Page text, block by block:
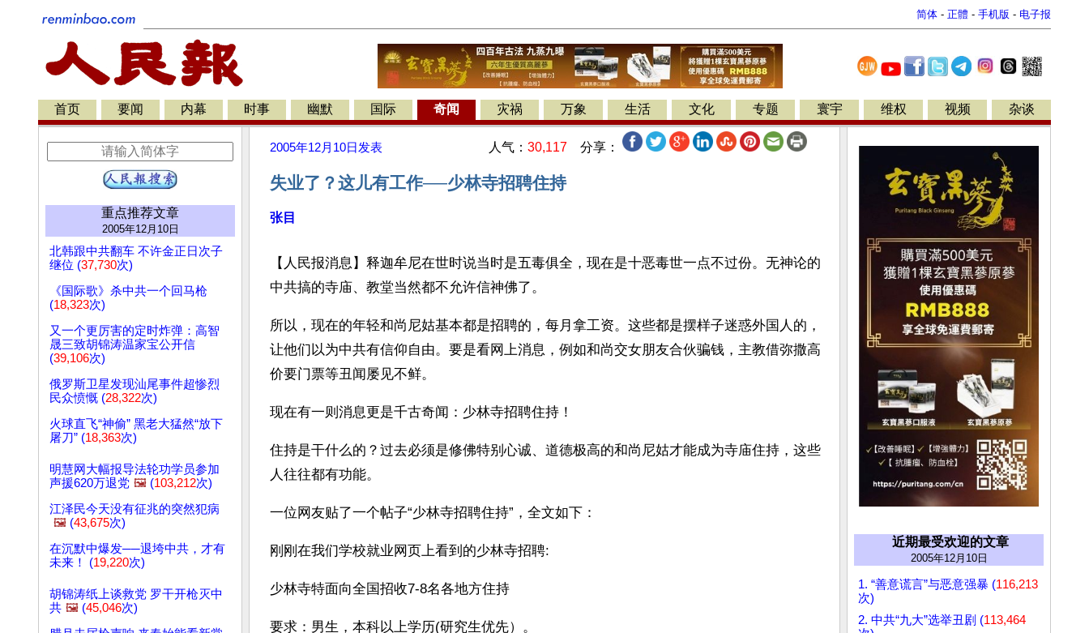
简体 - 正體 - 手机版 - 电子报
首页 要闻 内幕 时事 幽默 国际 奇闻 灾祸 万象 生活 文化 专题 寰宇 维权 视频 杂谈
重点推荐文章
2005年12月10日
北韩跟中共翻车 不许金正日次子
继位 (37,730次)
《国际歌》杀中共一个回马枪
(18,323次)
又一个更厉害的定时炸弹：高智
晟三致胡锦涛温家宝公开信
(39,106次)
俄罗斯卫星发现汕尾事件超惨烈
民众愤慨 (28,322次)
火球直飞“神偷” 黑老大猛然“放下
屠刀” (18,363次)
明慧网大幅报导法轮功学员参加
声援620万退党 🖼️ (103,212次)
江泽民今天没有征兆的突然犯病
🖼️ (43,675次)
在沉默中爆发──退垮中共，才有
未来！ (19,220次)
胡锦涛纸上谈救党 罗干开枪灭中
共 🖼️ (45,046次)
2005年12月10日 发表 人气： 30,117 分享：
失业了？这儿有工作──少林寺招聘住持
张目
【人民报消息】释迦牟尼在世时说当时是五毒俱全，现在是十恶毒世一点不过份。无神论的
中共搞的寺庙、教堂当然都不允许信神佛了。
所以，现在的年轻和尚尼姑基本都是招聘的，每月拿工资。这些都是摆样子迷惑外国人的，
让他们以为中共有信仰自由。要是看网上消息，例如和尚交女朋友合伙骗钱，主教借弥撒高
价要门票等丑闻屡见不鲜。
现在有一则消息更是千古奇闻：少林寺招聘住持！
住持是干什么的？过去必须是修佛特别心诚、道德极高的和尚尼姑才能成为寺庙住持，这些
人往往都有功能。
一位网友贴了一个帖子“少林寺招聘住持”，全文如下：
刚刚在我们学校就业网页上看到的少林寺招聘:
少林寺特面向全国招收7-8名各地方住持
要求：男生，本科以上学历(研究生优先）。
近期最受欢迎的文章
2005年12月10日
1. “善意谎言”与恶意强暴 (116,213
次)
2. 中共“九大”选举丑剧 (113,464